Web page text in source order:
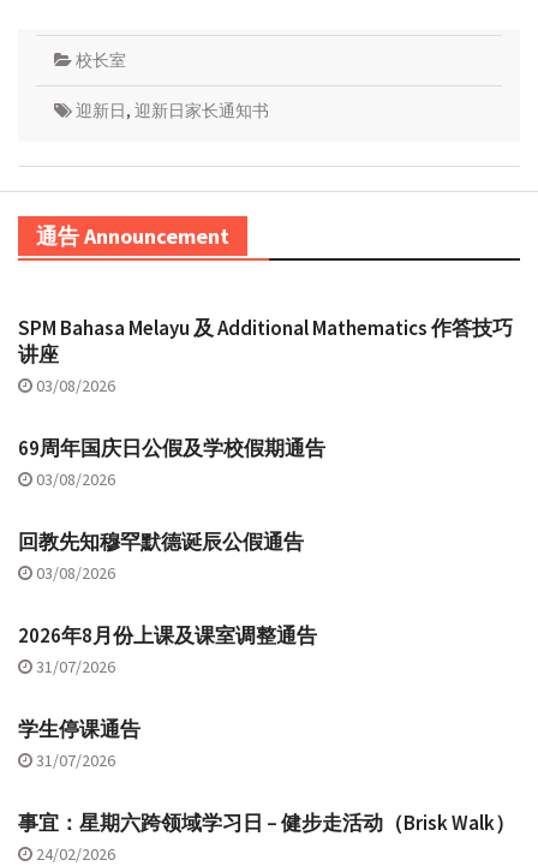
校长室
迎新日, 迎新日家长通知书
通告 Announcement
SPM Bahasa Melayu 及 Additional Mathematics 作答技巧
讲座
03/08/2026
69周年国庆日公假及学校假期通告
03/08/2026
回教先知穆罕默德诞辰公假通告
03/08/2026
2026年8月份上课及课室调整通告
31/07/2026
学生停课通告
31/07/2026
事宜：星期六跨领域学习日 – 健步走活动（Brisk Walk）
24/02/2026